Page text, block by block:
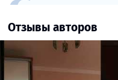
Отзывы авторов